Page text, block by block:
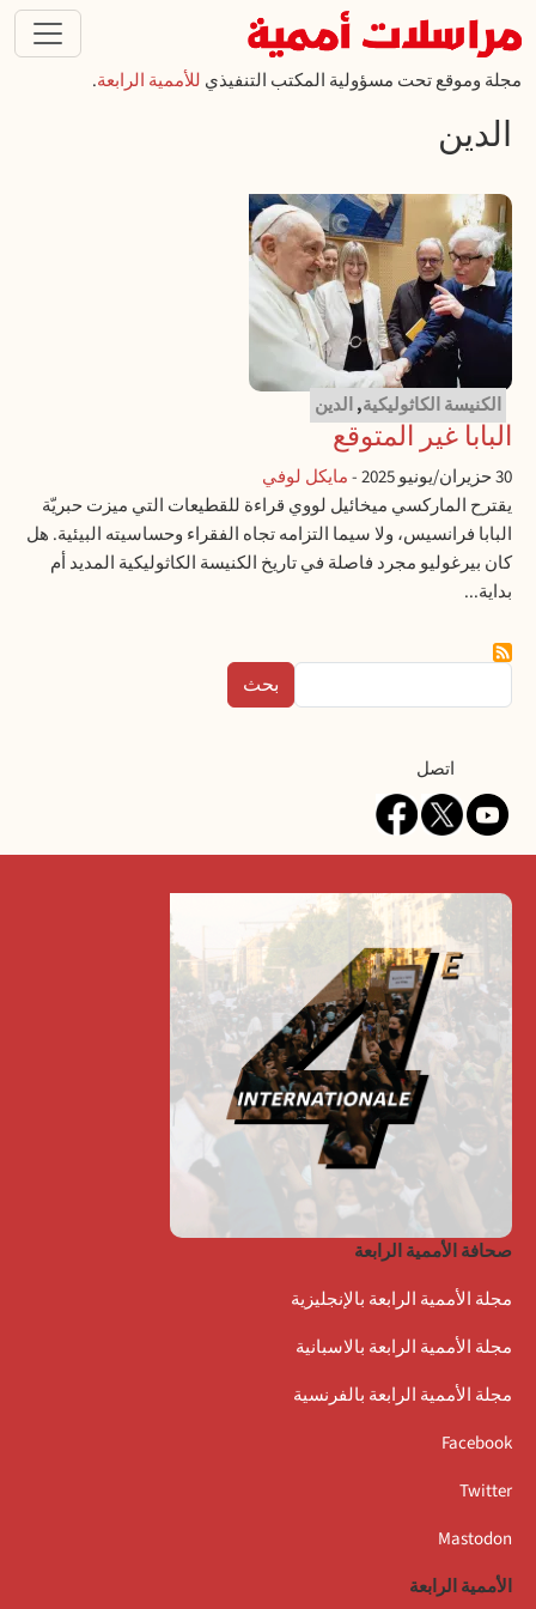
تجاوز إلى المحتوى الرئيسي
مجلة وموقع تحت مسؤولية المكتب التنفيذي للأممية الرابعة.
الدين
الكنيسة الكاثوليكية,الدين
البابا غير المتوقع
30 حزيران/يونيو 2025 -مايكل لوفي
يقترح الماركسي ميخائيل لووي قراءة للقطيعات التي ميزت حبريّة
البابا فرانسيس، ولا سيما التزامه تجاه الفقراء وحساسيته البيئية. هل
كان بيرغوليو مجرد فاصلة في تاريخ الكنيسة الكاثوليكية المديد أم
بداية...
Contactاتصل
صحافة الأممية الرابعة
مجلة الأممية الرابعة بالإنجليزية
مجلة الأممية الرابعة بالاسبانية
مجلة الأممية الرابعة بالفرنسية
Facebook
Twitter
Mastodon
الأممية الرابعة